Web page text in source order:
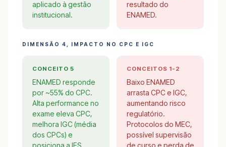
aplicado à gestão
institucional.
resultado do
ENAMED.
DIMENSÃO 4, IMPACTO NO CPC E IGC
CONCEITO 5
ENAMED responde
por ~55% do CPC.
Alta performance no
exame eleva CPC,
melhora IGC (média
dos CPCs) e
CONCEITOS 1-2
Baixo ENAMED
arrasta CPC e IGC,
aumentando risco
regulatório.
Protocolos do MEC,
possível supervisão